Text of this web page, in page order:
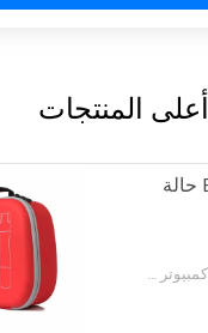
أعلى المنتجات
1680D نايلون EVA حالة